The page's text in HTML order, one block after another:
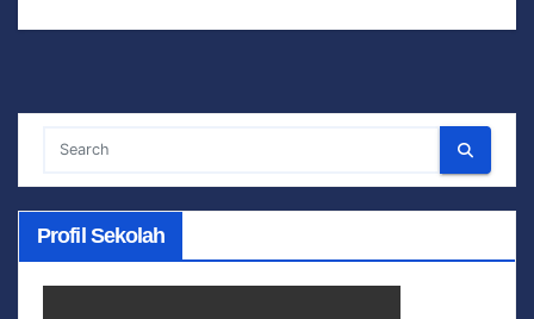
Profil Sekolah